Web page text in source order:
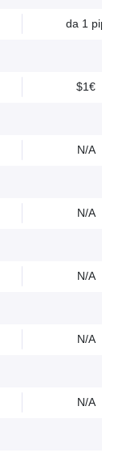
da 1 pip
$1€
N/A
N/A
N/A
N/A
N/A